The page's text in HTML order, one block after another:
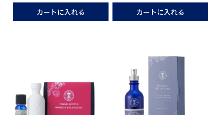
カートに入れる カートに入れる